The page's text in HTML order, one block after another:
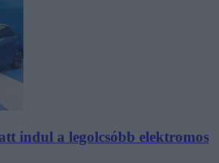
indul a legolcsóbb elektromos